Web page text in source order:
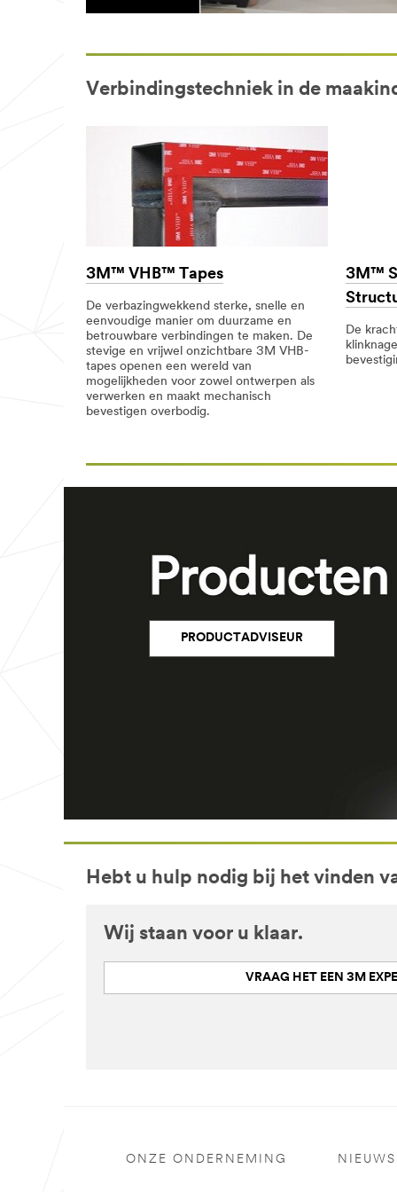
Verbindingstechniek in de
3M™ VHB™ Tapes
De verbazingwekkend sterke, snelle en
eenvoudige manier om duurzame en
betrouwbare verbindingen te maken. De
stevige en vrijwel onzichtbare 3M VHB-
tapes openen een wereld van
mogelijkheden voor zowel ontwerpen als
verwerken en maakt mechanisch
bevestigen overbodig.
3M™
De
PRODUCTADVISEUR
Hebt u hulp nodig bij het vinden
Wij staan voor u klaar.
VRAAG HET EEN 3M
ONZE ONDERNEMING NIEUWS